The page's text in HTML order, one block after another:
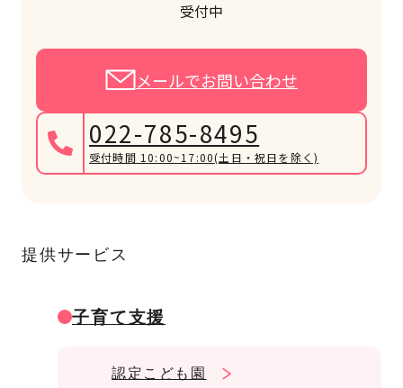
受付中
メールでお問い合わせ
022-785-8495
受付時間 10:00~17:00(土日・祝日を除く)
提供サービス
子育て支援
認定こども園